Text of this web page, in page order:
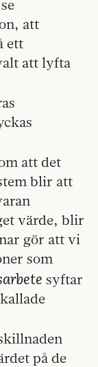
att
ett
att lyfta
att det
blir att
värde, blir
gör att vi
som
syftar
på de